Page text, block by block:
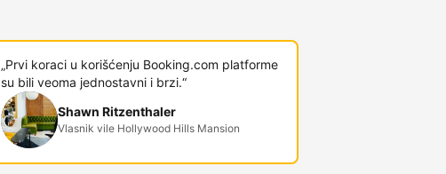
„Prvi koraci u korišćenju Booking.com platforme
su bili veoma jednostavni i brzi.“
Shawn Ritzenthaler
Vlasnik vile Hollywood Hills Mansion